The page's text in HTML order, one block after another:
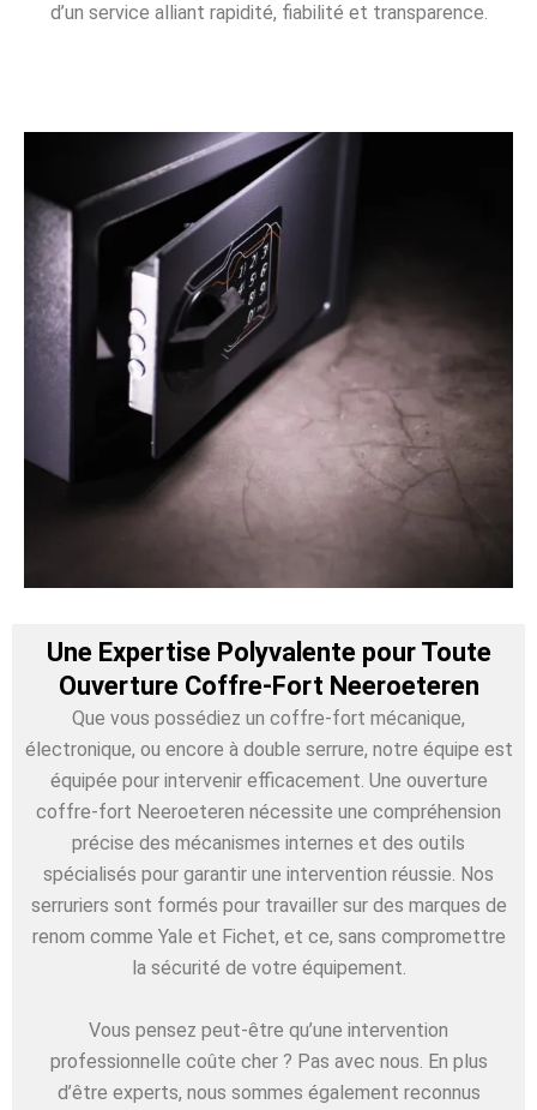
d’un service alliant rapidité, fiabilité et transparence.
Une Expertise Polyvalente pour Toute
Ouverture Coffre-Fort Neeroeteren
Que vous possédiez un coffre-fort mécanique,
électronique, ou encore à double serrure, notre équipe est
équipée pour intervenir efficacement. Une ouverture
coffre-fort Neeroeteren nécessite une compréhension
précise des mécanismes internes et des outils
spécialisés pour garantir une intervention réussie. Nos
serruriers sont formés pour travailler sur des marques de
renom comme Yale et Fichet, et ce, sans compromettre
la sécurité de votre équipement.
Vous pensez peut-être qu’une intervention
professionnelle coûte cher ? Pas avec nous. En plus
d’être experts, nous sommes également reconnus